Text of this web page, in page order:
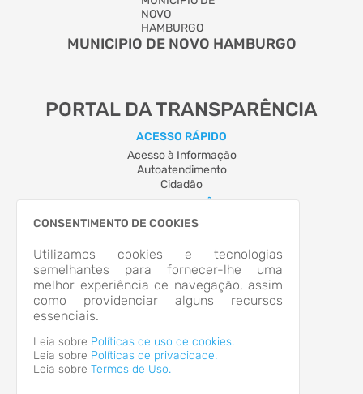
CONSENTIMENTO DE COOKIES
Utilizamos cookies e tecnologias
semelhantes para fornecer-lhe uma
melhor experiência de navegação, assim
como providenciar alguns recursos
essenciais.
Leia sobre Políticas de uso de cookies.
Leia sobre Políticas de privacidade.
Leia sobre Termos de Uso.
MUNICIPIO DE NOVO HAMBURGO
PORTAL DA TRANSPARÊNCIA
ACESSO RÁPIDO
Acesso à Informação
Autoatendimento
Cidadão
LOCALIZAÇÃO
RUA GUIA LOPES, Nº 4201, CANUDOS
CEP: 93.548-013
Abrir no Mapa
CONTATOS
(51) 3097-9400
prefeituraatende@novohamburgo.rs.gov.br
HORÁRIO DE ATENDIMENTO
Segunda-feira a Sexta-feira